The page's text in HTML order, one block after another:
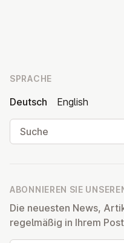
SPRACHE
Deutsch
English
Suche
ABONNIEREN SIE
Die neuesten News,
regelmäßig in Ihrem